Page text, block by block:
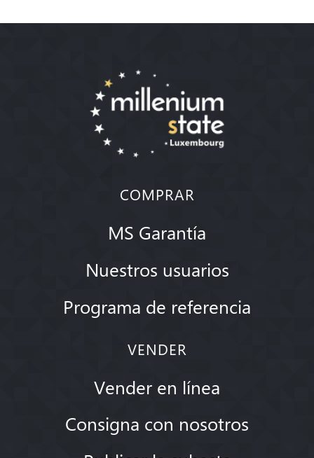
COMPRAR
MS Garantía
Nuestros usuarios
Programa de referencia
VENDER
Vender en línea
Consigna con nosotros